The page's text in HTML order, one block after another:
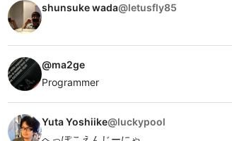
shunsuke wada@letusfly85
@ma2ge
Programmer
Yuta Yoshiike@luckypool